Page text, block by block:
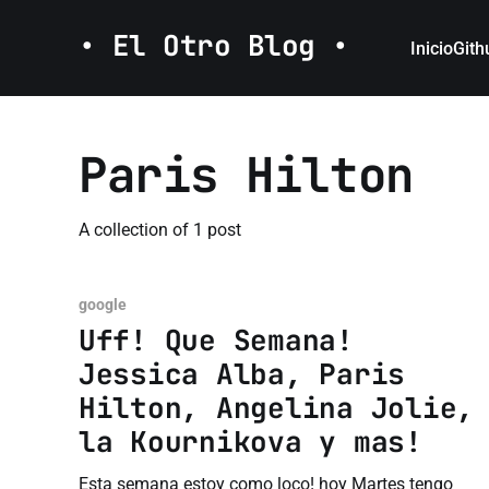
• El Otro Blog • Inicio
Paris Hilton
A collection of 1 post
google
Uff! Que Semana!
Jessica Alba, Paris
Hilton, Angelina Jolie,
la Kournikova y mas!
Esta semana estoy como loco! hoy Martes tengo